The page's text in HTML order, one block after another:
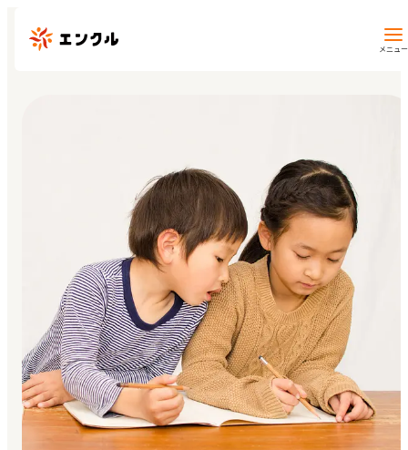
メニュー
地図から探す
地域から探す
マイページ
閲覧履歴
お気に入り
見学日記